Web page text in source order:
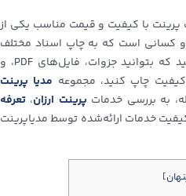
با کیفیت و قیمت مناسب یکی از
و کسانی است که به چاپ اسناد مختلف
نیاز دارند. اگر به دنبال جایی هستید که بتوانید جزوات، فایل‌های PDF، و
چاپ کنید، مجموعه‌ مدیا پرینت
به بررسی خدمات پرینت ارزان، تعرفه
خدمات ارائه‌شده توسط مدیاپرینت
]